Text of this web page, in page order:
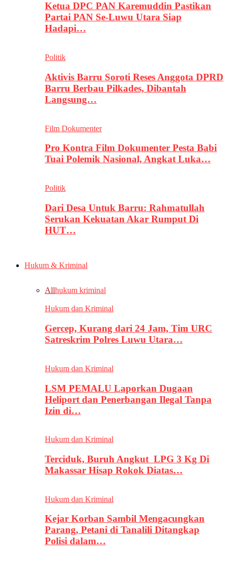
Ketua DPC PAN Karemuddin Pastikan
Partai PAN Se-Luwu Utara Siap
Hadapi…
Politik
Aktivis Barru Soroti Reses Anggota DPRD
Barru Berbau Pilkades, Dibantah
Langsung…
Film Dokumenter
Pro Kontra Film Dokumenter Pesta Babi
Tuai Polemik Nasional, Angkat Luka…
Politik
Dari Desa Untuk Barru: Rahmatullah
Serukan Kekuatan Akar Rumput Di
HUT…
Hukum & Kriminal
Allhukum kriminal
Hukum dan Kriminal
Gercep, Kurang dari 24 Jam, Tim URC
Satreskrim Polres Luwu Utara…
Hukum dan Kriminal
LSM PEMALU Laporkan Dugaan
Heliport dan Penerbangan Ilegal Tanpa
Izin di…
Hukum dan Kriminal
Terciduk, Buruh Angkut LPG 3 Kg Di
Makassar Hisap Rokok Diatas…
Hukum dan Kriminal
Kejar Korban Sambil Mengacungkan
Parang, Petani di Tanalili Ditangkap
Polisi dalam…